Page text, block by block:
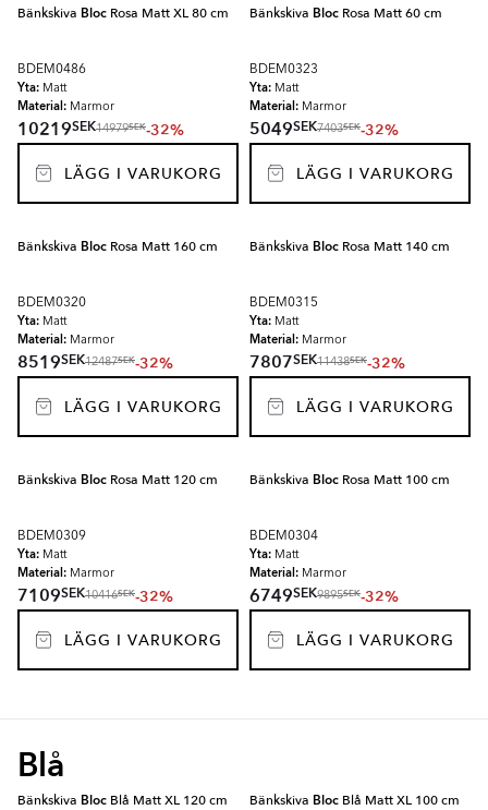
Bänkskiva Bloc Rosa Matt XL 80 cm
BDEM0486
Yta: Matt
Material: Marmor
10219SEK14979SEK-32%
LÄGG I VARUKORG
Bänkskiva Bloc Rosa Matt 60 cm
BDEM0323
Yta: Matt
Material: Marmor
5049SEK7403SEK-32%
LÄGG I VARUKORG
Bänkskiva Bloc Rosa Matt 160 cm
BDEM0320
Yta: Matt
Material: Marmor
8519SEK12487SEK-32%
LÄGG I VARUKORG
Bänkskiva Bloc Rosa Matt 140 cm
BDEM0315
Yta: Matt
Material: Marmor
7807SEK11438SEK-32%
LÄGG I VARUKORG
Bänkskiva Bloc Rosa Matt 120 cm
BDEM0309
Yta: Matt
Material: Marmor
7109SEK10416SEK-32%
LÄGG I VARUKORG
Bänkskiva Bloc Rosa Matt 100 cm
BDEM0304
Yta: Matt
Material: Marmor
6749SEK9895SEK-32%
LÄGG I VARUKORG
Blå
Bänkskiva Bloc Blå Matt XL 120 cm Bänkskiva Bloc Blå Matt XL 100 cm